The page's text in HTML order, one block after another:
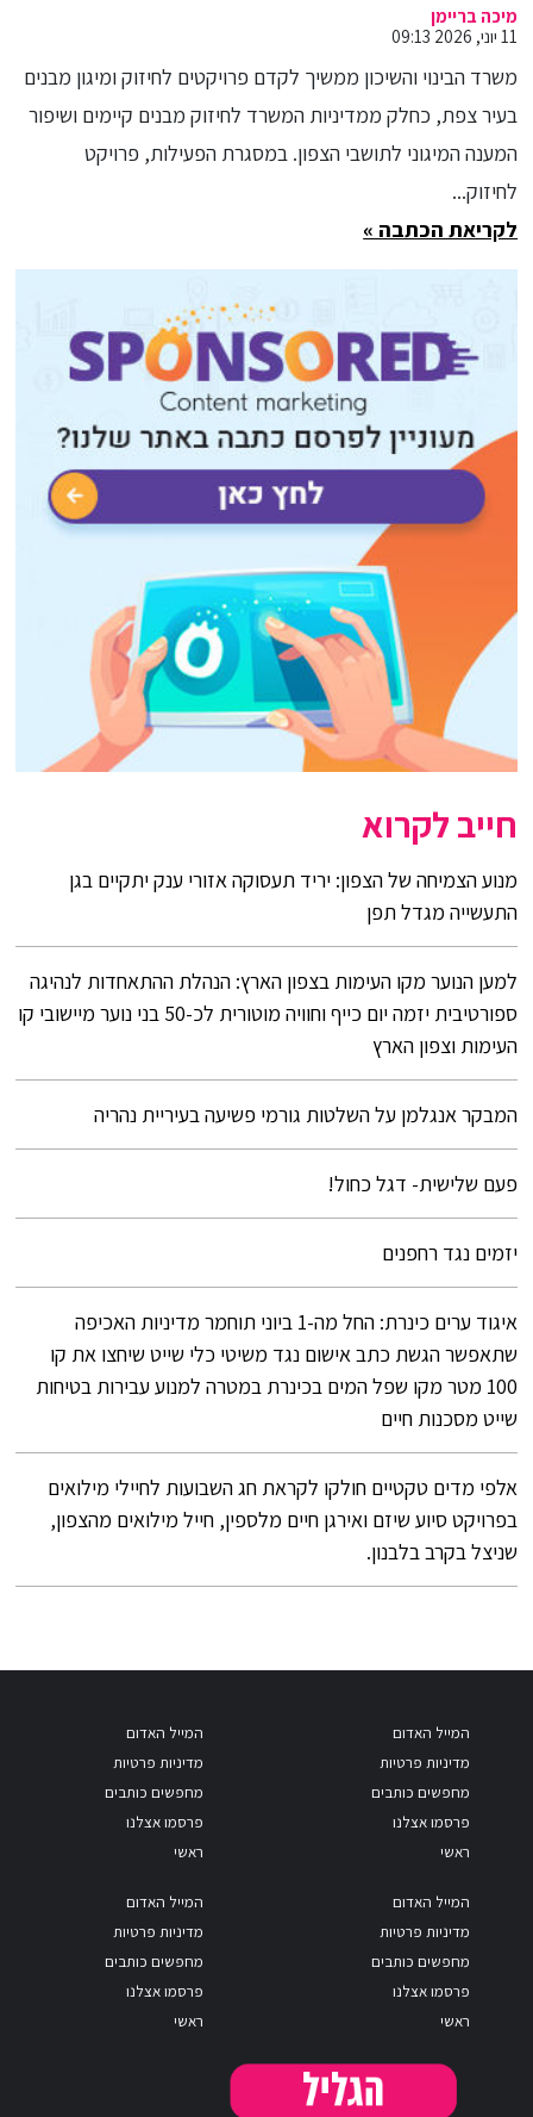
יח"ד בצפת
מיכה בריימן
11 יוני, 2026 09:13
משרד הבינוי והשיכון ממשיך לקדם פרויקטים לחיזוק ומיגון מבנים
בעיר צפת, כחלק ממדיניות המשרד לחיזוק מבנים קיימים ושיפור
המענה המיגוני לתושבי הצפון. במסגרת הפעילות, פרויקט
לחיזוק...
לקריאת הכתבה »
חייב לקרוא
מנוע הצמיחה של הצפון: יריד תעסוקה אזורי ענק יתקיים בגן
התעשייה מגדל תפן
למען הנוער מקו העימות בצפון הארץ: הנהלת ההתאחדות לנהיגה
ספורטיבית יזמה יום כייף וחוויה מוטורית לכ-50 בני נוער מיישובי קו
העימות וצפון הארץ
המבקר אנגלמן על השלטות גורמי פשיעה בעיריית נהריה
פעם שלישית- דגל כחול!
יזמים נגד רחפנים
איגוד ערים כינרת: החל מה-1 ביוני תוחמר מדיניות האכיפה
שתאפשר הגשת כתב אישום נגד משיטי כלי שייט שיחצו את קו
100 מטר מקו שפל המים בכינרת במטרה למנוע עבירות בטיחות
שייט מסכנות חיים
אלפי מדים טקטיים חולקו לקראת חג השבועות לחיילי מילואים
בפרויקט סיוע שיזם ואירגן חיים מלספין, חייל מילואים מהצפון,
שניצל בקרב בלבנון.
המייל האדום
מדיניות פרטיות
מחפשים כותבים
פרסמו אצלנו
ראשי
המייל האדום
מדיניות פרטיות
מחפשים כותבים
פרסמו אצלנו
ראשי
המייל האדום
מדיניות פרטיות
מחפשים כותבים
פרסמו אצלנו
ראשי
המייל האדום
מדיניות פרטיות
מחפשים כותבים
פרסמו אצלנו
ראשי